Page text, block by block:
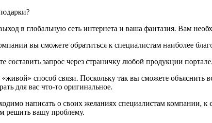
в глобальную сеть интернета и ваша фантазия. Вам
вы сможете обратиться к специалистам наиболее
составить запрос через страничку любой продукции портале.
способ связи. Поскольку так вы сможете
для вас что-то оригинальное.
написать о своих желаниях специалистам
решить вашу проблему.